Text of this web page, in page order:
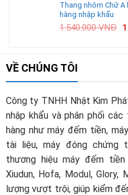
Thang nhôm Chữ
hàng nhập khẩu
1.540.000VNĐ
VỀ CHÚNG TÔI
Công ty TNHH Nhật Kim
nhập khẩu và phân phối
hàng như máy đếm tiền,
tài liệu, máy đóng chứng
thương hiệu máy đếm
Xiudun, Hofa, Modul, Glory,
lượng vượt trội, giúp kiểm